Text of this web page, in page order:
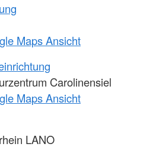
Maps Ansicht
Carolinensiel
Maps Ansicht
LANO